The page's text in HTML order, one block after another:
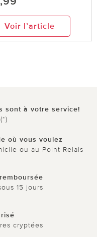
Voir l’article
sont à votre service!
où vous voulez
ou au Point Relais
15 jours
cryptées